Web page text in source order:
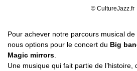
© CultureJazz.fr
Pour achever notre parcours musical
nous options pour le concert du Big
Magic mirrors
Une musique qui fait partie de